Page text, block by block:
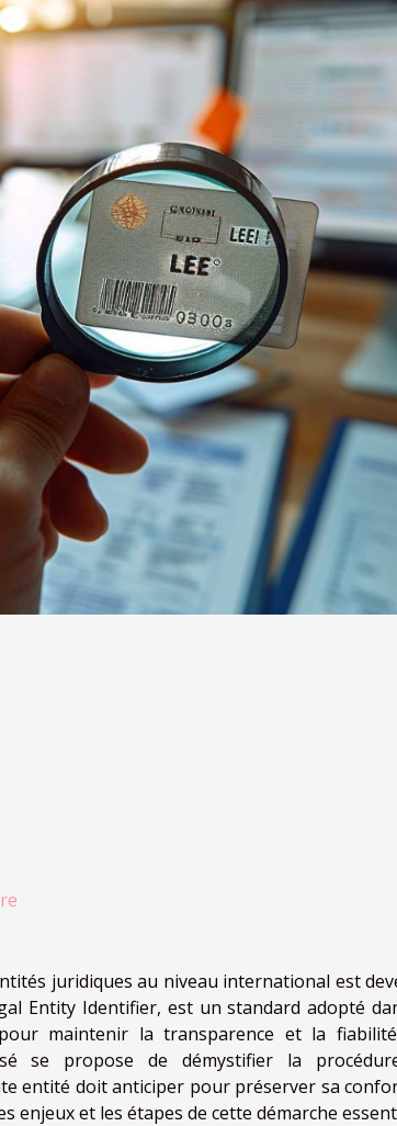
juridiques au niveau international est
Entity Identifier, est un standard adopté
maintenir la transparence et la
se propose de démystifier la
entité doit anticiper pour préserver sa
et les étapes de cette démarche